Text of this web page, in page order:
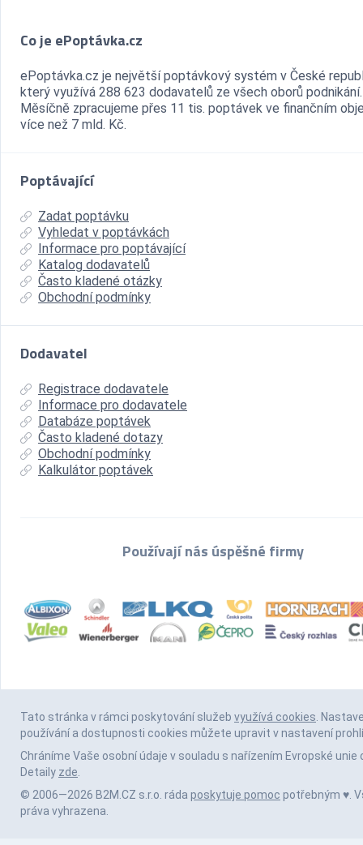
Co je ePoptávka.cz
ePoptávka.cz je největší poptávkový systém v České
který využívá 288 623 dodavatelů ze všech oborů podnikání.
Měsíčně zpracujeme přes 11 tis. poptávek ve finančním
více než 7 mld. Kč.
Poptávající
Zadat poptávku
Vyhledat v poptávkách
Informace pro poptávající
Katalog dodavatelů
Často kladené otázky
Obchodní podmínky
Dodavatel
Registrace dodavatele
Informace pro dodavatele
Databáze poptávek
Často kladené dotazy
Obchodní podmínky
Kalkulátor poptávek
Používají nás úspěšné firmy
Tato stránka v rámci poskytování služeb využívá cookies.
používání a dostupnosti cookies můžete upravit v nastavení
Chráníme Vaše osobní údaje v souladu s nařízením Evropské unie
Detaily zde.
© 2006—2026 B2M.CZ s.r.o. ráda poskytuje pomoc potřebným ♥️.
práva vyhrazena.